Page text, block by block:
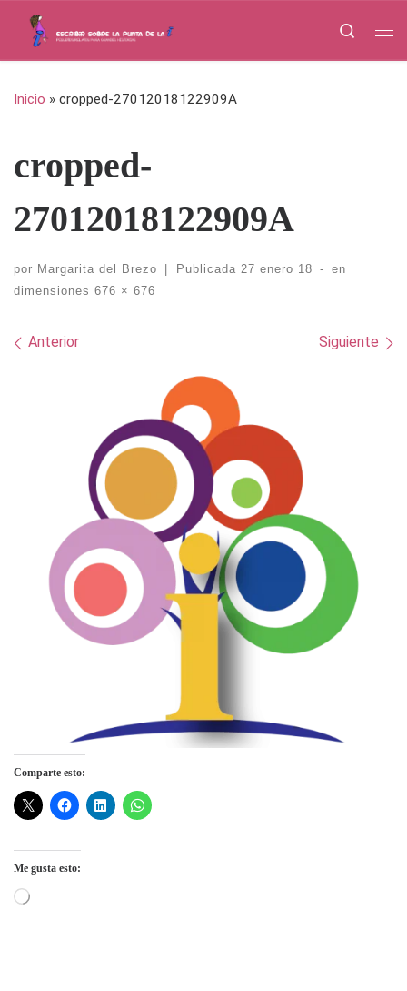
Saltar al contenido
Search
Inicio » cropped-27012018122909A
cropped-
27012018122909A
por Margarita del Brezo Publicada 27 enero 18 -
en
dimensiones 676 × 676
Navegación de imágenes
Anterior Siguiente
Comparte esto:
Me gusta esto:
Cargando...